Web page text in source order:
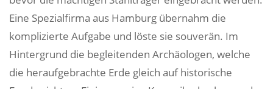
Eine Spezialfirma aus Hamburg übernahm die
komplizierte Aufgabe und löste sie souverän. Im
Hintergrund die begleitenden Archäologen, welche
die heraufgebrachte Erde gleich auf historische